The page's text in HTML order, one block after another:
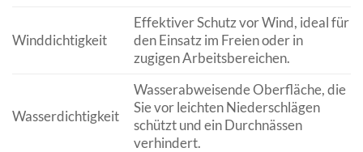
Winddichtigkeit
Effektiver Schutz vor Wind, ideal für
den Einsatz im Freien oder in
zugigen Arbeitsbereichen.
Wasserdichtigkeit
Wasserabweisende Oberfläche, die
Sie vor leichten Niederschlägen
schützt und ein Durchnässen
verhindert.